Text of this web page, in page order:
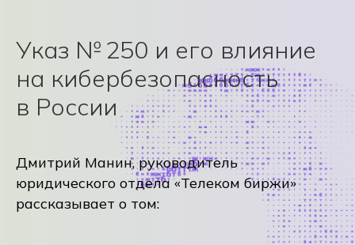
Указ № 250 и его влияние
на кибербезопасность
в России
Дмитрий Манин, руководитель
юридического отдела «Телеком биржи»
рассказывает о том: